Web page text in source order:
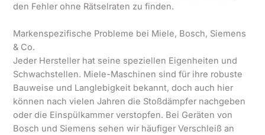
den Fehler ohne Rätselraten zu finden.
Markenspezifische Probleme bei Miele, Bosch, Siemens
& Co.
Jeder Hersteller hat seine speziellen Eigenheiten und
Schwachstellen. Miele-Maschinen sind für ihre robuste
Bauweise und Langlebigkeit bekannt, doch auch hier
können nach vielen Jahren die Stoßdämpfer nachgeben
oder die Einspülkammer verstopfen. Bei Geräten von
Bosch und Siemens sehen wir häufiger Verschleiß an